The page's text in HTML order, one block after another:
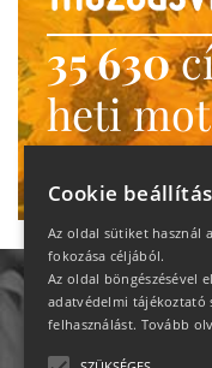
35 630
heti
Ne
Cookie
Az oldal sütiket használ
fokozása céljából.
Az oldal böngészésével
adatvédelmi tájékoztató
felhasználást. Tovább